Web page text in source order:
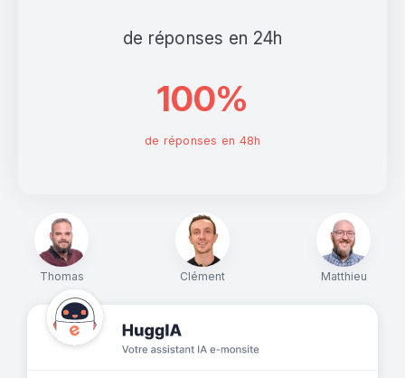
Thomas Clément Matthieu
de réponses en 24h
100%
de réponses en 48h